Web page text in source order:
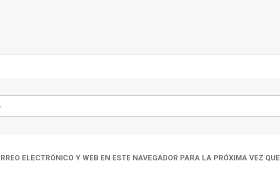
ELECTRÓNICO Y WEB EN ESTE NAVEGADOR PARA LA PRÓXIMA VEZ QUE